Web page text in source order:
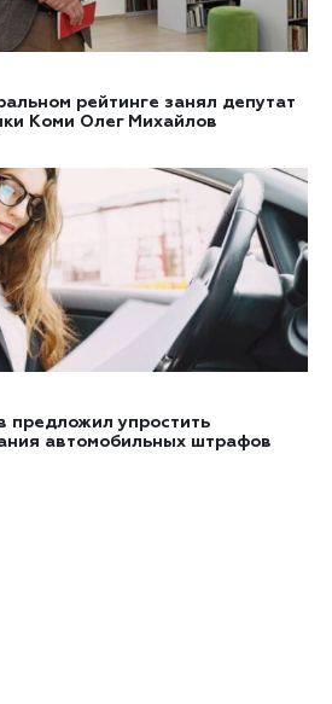
рейтинге занял депутат
Коми Олег Михайлов
предложил упростить
автомобильных штрафов